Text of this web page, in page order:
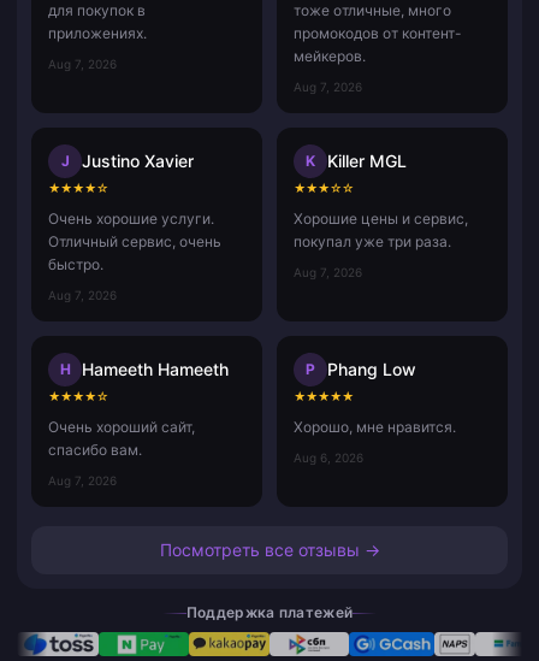
для покупок в
приложениях.
Aug 7, 2026
тоже отличные, много
промокодов от контент-
мейкеров.
Aug 7, 2026
J Justino Xavier
★★★★☆
Очень хорошие услуги.
Отличный сервис, очень
быстро.
Aug 7, 2026
K Killer MGL
★★★☆☆
Хорошие цены и сервис,
покупал уже три раза.
Aug 7, 2026
H Hameeth Hameeth
★★★★☆
Очень хороший сайт,
спасибо вам.
Aug 7, 2026
P Phang Low
★★★★★
Хорошо, мне нравится.
Aug 6, 2026
Посмотреть все отзывы →
Поддержка платежей